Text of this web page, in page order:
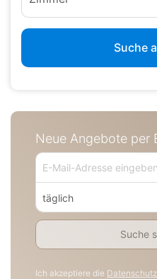
Suche
Neue Angebote per
täglich
Suche
Ich akzeptiere die